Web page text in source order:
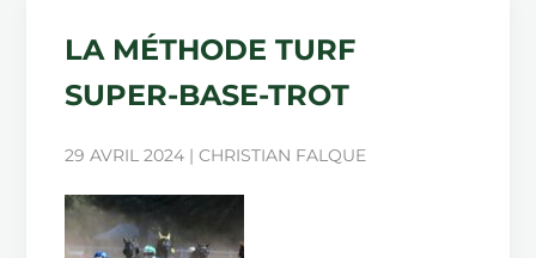
LA MÉTHODE TURF
SUPER-BASE-TROT
29 AVRIL 2024 | CHRISTIAN FALQUE